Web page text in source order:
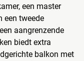
een master
een tweede
aangrenzende
biedt extra
balkon met